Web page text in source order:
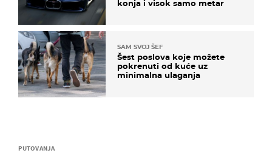
PUTOVANJA
konja i visok samo metar
SAM SVOJ ŠEF
Šest poslova koje možete
pokrenuti od kuće uz
minimalna ulaganja